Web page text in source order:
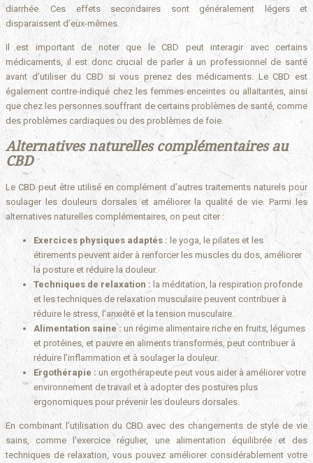
diarrhée. Ces effets secondaires sont généralement légers et
disparaissent d’eux-mêmes.
Il est important de noter que le CBD peut interagir avec certains
médicaments, il est donc crucial de parler à un professionnel de santé
avant d’utiliser du CBD si vous prenez des médicaments. Le CBD est
également contre-indiqué chez les femmes enceintes ou allaitantes, ainsi
que chez les personnes souffrant de certains problèmes de santé, comme
des problèmes cardiaques ou des problèmes de foie.
Alternatives naturelles complémentaires au
CBD
Le CBD peut être utilisé en complément d’autres traitements naturels pour
soulager les douleurs dorsales et améliorer la qualité de vie. Parmi les
alternatives naturelles complémentaires, on peut citer :
Exercices physiques adaptés : le yoga, le pilates et les
étirements peuvent aider à renforcer les muscles du dos, améliorer
la posture et réduire la douleur.
Techniques de relaxation : la méditation, la respiration profonde
et les techniques de relaxation musculaire peuvent contribuer à
réduire le stress, l’anxiété et la tension musculaire.
Alimentation saine : un régime alimentaire riche en fruits, légumes
et protéines, et pauvre en aliments transformés, peut contribuer à
réduire l’inflammation et à soulager la douleur.
Ergothérapie : un ergothérapeute peut vous aider à améliorer votre
environnement de travail et à adopter des postures plus
ergonomiques pour prévenir les douleurs dorsales.
En combinant l’utilisation du CBD avec des changements de style de vie
sains, comme l’exercice régulier, une alimentation équilibrée et des
techniques de relaxation, vous pouvez améliorer considérablement votre